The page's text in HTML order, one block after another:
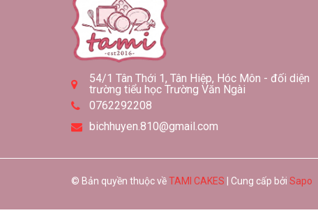
54/1 Tân Thới 1, Tân Hiệp, Hóc Môn - đối diện
trường tiểu học Trường Văn Ngài
0762292208
bichhuyen.810@gmail.com
© Bản quyền thuộc vềTAMI CAKES | Cung cấp bởi Sapo